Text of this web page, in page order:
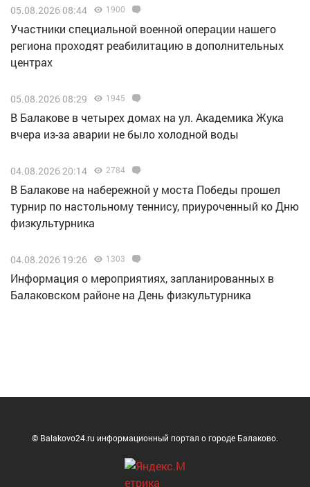
05.08.2026 08:44 1900
Участники специальной военной операции нашего
региона проходят реабилитацию в дополнительных
центрах
05.08.2026 08:29 1945
В Балакове в четырех домах на ул. Академика Жука
вчера из-за аварии не было холодной воды
04.08.2026 20:14 2784
В Балакове на набережной у моста Победы прошел
турнир по настольному теннису, приуроченный ко Дню
физкультурника
04.08.2026 19:26 1303
Информация о мероприятиях, запланированных в
Балаковском районе на День физкультурника
© Balakovo24.ru информационный портал о городе Балаково.